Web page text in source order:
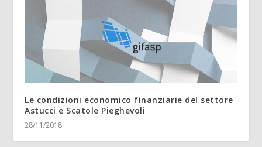
Le condizioni economico finanziarie del settore
Astucci e Scatole Pieghevoli
28/11/2018